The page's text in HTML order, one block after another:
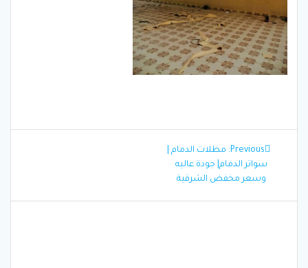
تصفّح
المقالات
Previous:
Previous
post:
مظلات الدمام |
سواتر الدمام| جودة عاليه
وسعر مخفض الشرقية